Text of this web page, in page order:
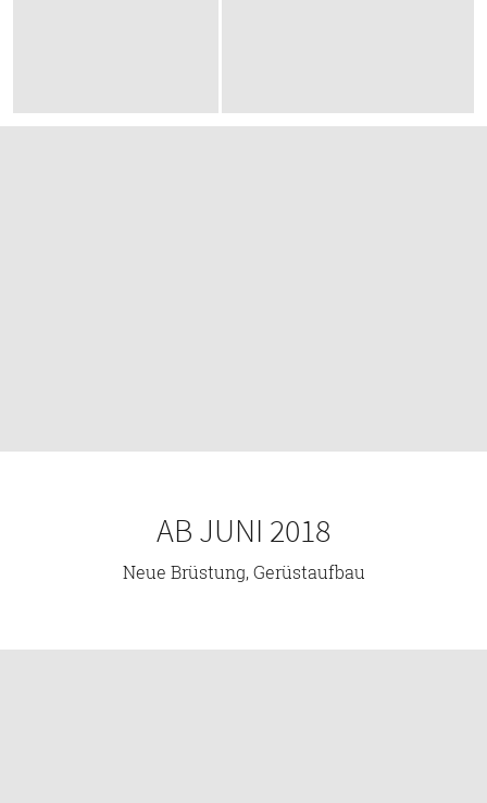
AB JUNI 2018
Neue Brüstung, Gerüstaufbau